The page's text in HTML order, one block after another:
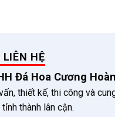
HỆ
Đá Hoa Cương
thiết kế, thi công và
thành lân cận.